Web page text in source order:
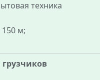
техника
м;